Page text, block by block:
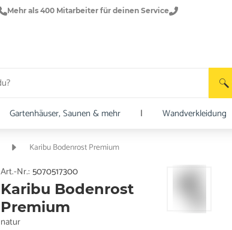
Mehr als 400 Mitarbeiter für deinen Service
Gartenhäuser, Saunen & mehr | Wandverkleidung
Karibu Bodenrost Premium
Art.-Nr.: 5070517300
Karibu Bodenrost
Premium
natur